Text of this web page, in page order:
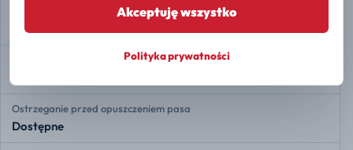
Stabilizacja toru jazdy ESP
Dostępne
Asystent zmiany pasa ruchu
Ostrzeganie przed opuszczeniem pasa
Dostępne
Akceptuję wszystko
Polityka prywatności